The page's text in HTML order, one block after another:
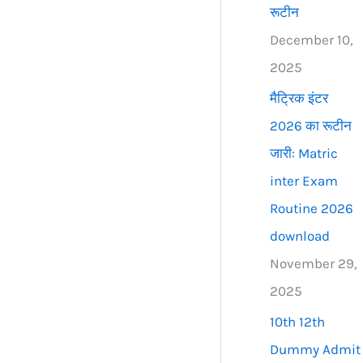
रूटीन
December 10,
2025
मैट्रिक इंटर
2026 का रूटीन
जारी: Matric
inter Exam
Routine 2026
download
November 29,
2025
10th 12th
Dummy Admit